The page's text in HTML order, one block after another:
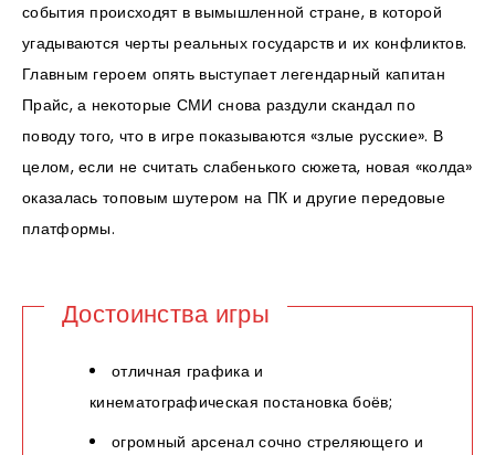
события происходят в вымышленной стране, в которой
угадываются черты реальных государств и их конфликтов.
Главным героем опять выступает легендарный капитан
Прайс, а некоторые СМИ снова раздули скандал по
поводу того, что в игре показываются «злые русские». В
целом, если не считать слабенького сюжета, новая «колда»
оказалась топовым шутером на ПК и другие передовые
платформы.
Достоинства игры
отличная графика и
кинематографическая постановка боёв;
огромный арсенал сочно стреляющего и